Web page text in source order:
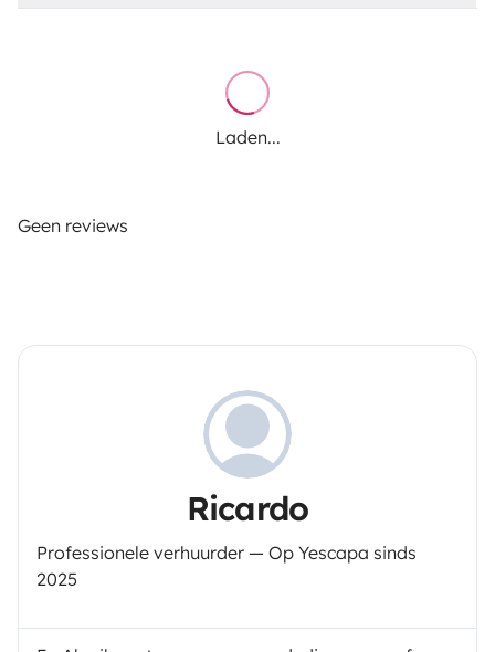
Laden...
Geen reviews
Ricardo
Professionele verhuurder — Op Yescapa sinds
2025